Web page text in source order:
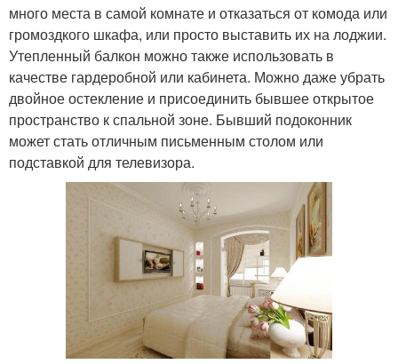
много места в самой комнате и отказаться от комода или
громоздкого шкафа, или просто выставить их на лоджии.
Утепленный балкон можно также использовать в
качестве гардеробной или кабинета. Можно даже убрать
двойное остекление и присоединить бывшее открытое
пространство к спальной зоне. Бывший подоконник
может стать отличным письменным столом или
подставкой для телевизора.